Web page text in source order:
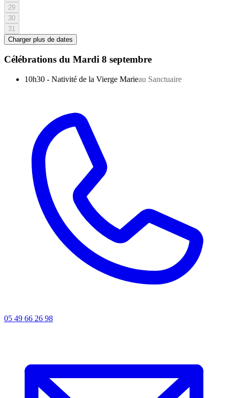
29
30
31
Charger plus de dates
Célébrations du Mardi 8 septembre
10h30 - Nativité de la Vierge Marieau Sanctuaire
05 49 66 26 98